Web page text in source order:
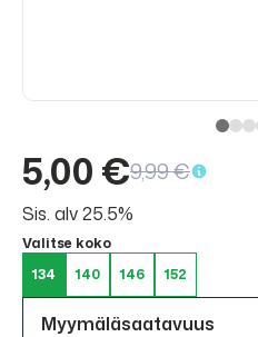
5,00 €9,99 €
Sis. alv 25.5%
Valitse koko
134
140 146 152
Myymäläsaatavuus